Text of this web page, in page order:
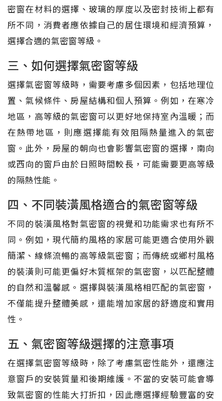
密窗在材料的選擇、玻璃的厚度以及密封技術上都有
所不同，消費者應依據自己的居住環境和經濟預算，
選擇合適的氣密窗等級。
三、如何選擇氣密窗等級
選擇氣密窗等級時，需要考慮多個因素，包括地理位
置、氣候條件、房屋結構和個人預算。例如，在寒冷
地區，高等級的氣密窗可以更好地保持室內溫暖；而
在熱帶地區，則應選擇能有效阻隔熱量進入的氣密
窗。此外，房屋的朝向也會影響氣密窗的選擇，南向
或西向的窗戶由於日照時間較長，可能需要更高等級
的隔熱性能。
四、不同裝潢風格適合的氣密窗等級
不同的裝潢風格對氣密窗的視覺和功能需求也有所不
同。例如，現代簡約風格的家居可能更適合使用外觀
簡潔、線條流暢的高等級氣密窗；而傳統或鄉村風格
的裝潢則可能更偏好木質框架的氣密窗，以匹配整體
的自然和溫馨感。選擇與裝潢風格相匹配的氣密窗，
不僅能提升整體美感，還能增加家居的舒適度和實用
性。
五、氣密窗等級選擇的注意事項
在選擇氣密窗等級時，除了考慮氣密性能外，還應注
意窗戶的安裝質量和後期維護。不當的安裝可能會導
致氣密窗的性能大打折扣，因此應選擇經驗豐富的安